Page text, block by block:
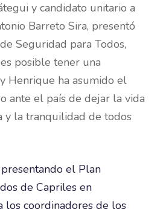
y candidato unitario a
Barreto Sira, presentó
Seguridad para Todos,
posible tener una
Henrique ha asumido el
ante el país de dejar la vida
y la tranquilidad de todos